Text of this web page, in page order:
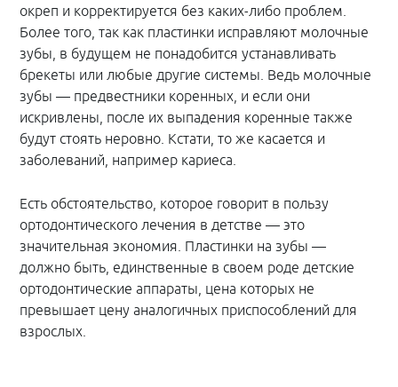
окреп и корректируется без каких-либо проблем.
Более того, так как пластинки исправляют молочные
зубы, в будущем не понадобится устанавливать
брекеты или любые другие системы. Ведь молочные
зубы — предвестники коренных, и если они
искривлены, после их выпадения коренные также
будут стоять неровно. Кстати, то же касается и
заболеваний, например кариеса.
Есть обстоятельство, которое говорит в пользу
ортодонтического лечения в детстве — это
значительная экономия. Пластинки на зубы —
должно быть, единственные в своем роде детские
ортодонтические аппараты, цена которых не
превышает цену аналогичных приспособлений для
взрослых.